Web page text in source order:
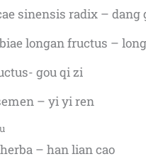
sinensis radix – dang
longan fructus –
gou qi zi
– yi yi ren
– han lian cao